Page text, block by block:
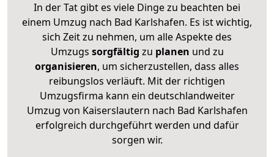
In der Tat gibt es viele Dinge zu beachten bei
einem Umzug nach Bad Karlshafen. Es ist wichtig,
sich Zeit zu nehmen, um alle Aspekte des
Umzugs sorgfältig zu planen und zu
organisieren, um sicherzustellen, dass alles
reibungslos verläuft. Mit der richtigen
Umzugsfirma kann ein deutschlandweiter
Umzug von Kaiserslautern nach Bad Karlshafen
erfolgreich durchgeführt werden und dafür
sorgen wir.